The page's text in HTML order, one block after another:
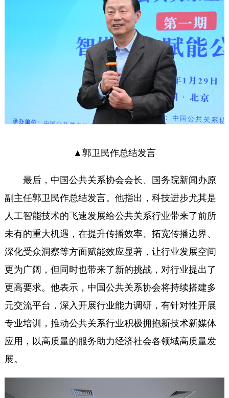
▲郭卫民作总结发言
最后，中国公共关系协会会长、国务院新闻办原
副主任郭卫民作总结发言。他指出，科技进步尤其是
人工智能技术的飞速发展给公共关系行业带来了前所
未有的重大机遇，在提升传播效率、拓宽传播边界、
深化受众洞察等方面赋能效应显著，让行业发展空间
更为广阔，但同时也带来了新的挑战，对行业提出了
更高要求。他表示，中国公共关系协会将持续搭建多
元交流平台，深入开展行业能力调研，有针对性开展
专业培训，推动公共关系行业积极拥抱新技术新媒体
应用，以高质量的服务助力经济社会各领域高质量发
展。